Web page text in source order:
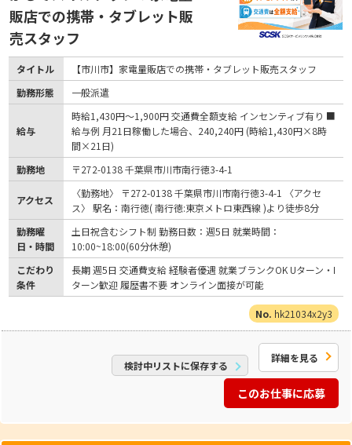
販店での携帯・タブレット販
売スタッフ
タイトル
【市川市】家電量販店での携帯・タブレット販売スタッフ
勤務形態
一般派遣
給与
時給1,430円～1,900円 交通費全額支給 インセンティブ有り ■
給与例 月21日稼働した場合、240,240円 (時給1,430円×8時
間×21日)
勤務地
〒272-0138 千葉県市川市南行徳3-4-1
アクセス
〈勤務地〉 〒272-0138 千葉県市川市南行徳3-4-1 〈アクセ
ス〉 駅名：南行徳( 南行徳:東京メトロ東西線 )より徒歩8分
勤務曜
日・時間
土日祝含むシフト制 勤務日数：週5日 就業時間：
10:00~18:00(60分休憩)
こだわり
条件
長期 週5日 交通費支給 経験者優遇 就業ブランクOK Uターン・I
ターン歓迎 履歴書不要 オンライン面接が可能
hk21034x2y3
検討中リストに保存する
詳細を見る
このお仕事に応募